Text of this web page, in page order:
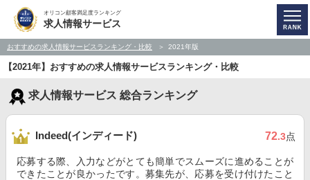
オリコン顧客満足度ランキング
求人情報サービス
おすすめの求人情報サービスランキング・比較 2021年版
【2021年】おすすめの求人情報サービスランキング・比較
求人情報サービス 総合ランキング
Indeed(インディード) 72.3点
応募する際、入力などがとても簡単でスムーズに進めることが
できたことが良かったです。募集先が、応募を受け付けたこと